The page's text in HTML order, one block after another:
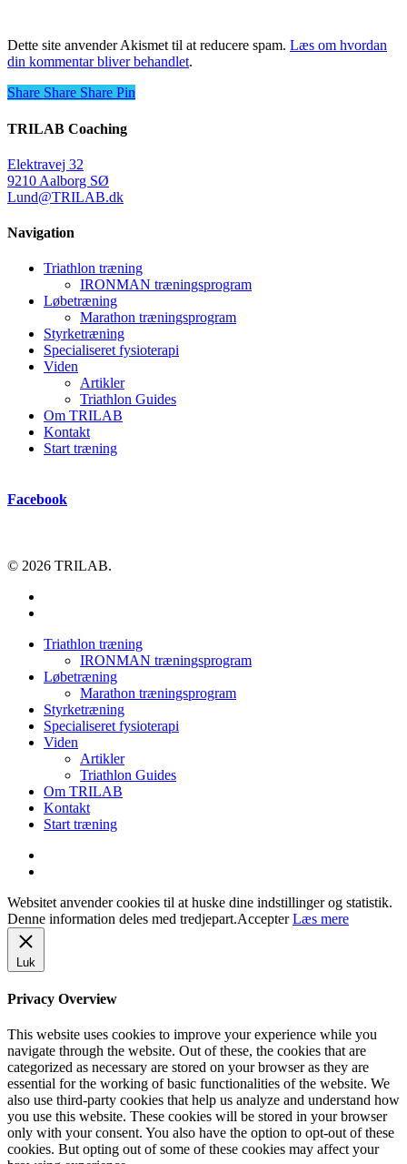
Dette site anvender Akismet til at reducere spam. Læs om hvordan
din kommentar bliver behandlet.
Share
Share Share Share Pin
TRILAB Coaching
Elektravej 32
9210 Aalborg SØ
Lund@TRILAB.dk
Navigation
Triathlon træning
IRONMAN træningsprogram
Løbetræning
Marathon træningsprogram
Styrketræning
Specialiseret fysioterapi
Viden
Artikler
Triathlon Guides
Om TRILAB
Kontakt
Start træning
Facebook
© 2026 TRILAB.
Close
Triathlon træning
IRONMAN træningsprogram
Løbetræning
Marathon træningsprogram
Styrketræning
Specialiseret fysioterapi
Viden
Artikler
Triathlon Guides
Om TRILAB
Kontakt
Start træning
Websitet anvender cookies til at huske dine indstillinger og statistik.
Denne information deles med tredjepart.Accepter Læs mere
Luk
Privacy Overview
This website uses cookies to improve your experience while you
navigate through the website. Out of these, the cookies that are
categorized as necessary are stored on your browser as they are
essential for the working of basic functionalities of the website. We
also use third-party cookies that help us analyze and understand how
you use this website. These cookies will be stored in your browser
only with your consent. You also have the option to opt-out of these
cookies. But opting out of some of these cookies may affect your